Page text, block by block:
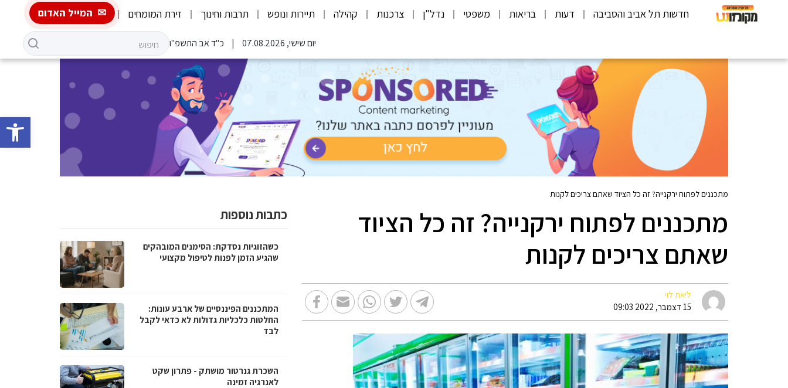
פתח
חדשות תל אביב והסביבה דעות בריאות משפטי נדל"ן צרכנות קהילה תיירות ונופש תרבות וחינוך זירת המומחים המייל האדום
יום שישי, 07.08.2026 כ"ד אב התשפ"ו
מתכננים לפתוח ירקנייה? זה כל הציוד שאתם צריכים לקנות
מתכננים לפתוח ירקנייה? זה כל הציוד
שאתם צריכים לקנות
ליאת לוי
15 דצמבר, 2022 09:03
כתבות נוספות
כשהזוגיות נסדקת: הסימנים המובהקים
שהגיע הזמן לפנות לטיפול מקצועי
המתכננים הפיננסיים של ארבע עונות:
החלטות כלכליות גדולות לא כדאי לקבל
לבד
השכרת גנרטור מושתק - פתרון שקט
לאנרגיה זמינה